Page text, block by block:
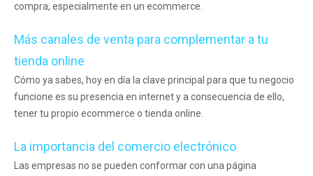
compra, especialmente en un ecommerce.
Más canales de venta para complementar a tu
tienda online
Cómo ya sabes, hoy en día la clave principal para que tu negocio
funcione es su presencia en internet y a consecuencia de ello,
tener tu propio ecommerce o tienda online.
La importancia del comercio electrónico
Las empresas no se pueden conformar con una página